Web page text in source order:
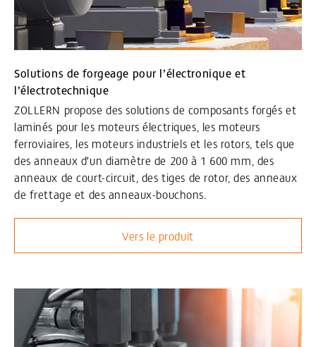
Solutions de forgeage pour l’électronique et
l’électrotechnique
ZOLLERN propose des solutions de composants forgés et
laminés pour les moteurs électriques, les moteurs
ferroviaires, les moteurs industriels et les rotors, tels que
des anneaux d’un diamètre de 200 à 1 600 mm, des
anneaux de court-circuit, des tiges de rotor, des anneaux
de frettage et des anneaux-bouchons.
Vers le produit